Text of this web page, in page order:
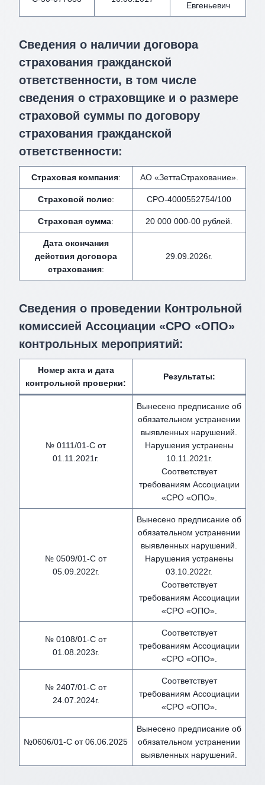
Евгеньевич
Сведения о наличии договора
страхования гражданской
ответственности, в том числе
сведения о страховщике и о размере
страховой суммы по договору
страхования гражданской
ответственности:
Страховая компания: АО «ЗеттаСтрахование».
Страховой полис: СРО-4000552754/100
Страховая сумма: 20 000 000-00 рублей.
Дата окончания
действия договора
страхования:
29.09.2026г.
Сведения о проведении Контрольной
комиссией Ассоциации «СРО «ОПО»
контрольных мероприятий:
Номер акта и дата
контрольной проверки:
Результаты:
№ 0111/01-С от
01.11.2021г.
Вынесено предписание об
обязательном устранении
выявленных нарушений.
Нарушения устранены
10.11.2021г.
Соответствует
требованиям Ассоциации
«СРО «ОПО».
№ 0509/01-С от
05.09.2022г.
Вынесено предписание об
обязательном устранении
выявленных нарушений.
Нарушения устранены
03.10.2022г.
Соответствует
требованиям Ассоциации
«СРО «ОПО».
№ 0108/01-С от
01.08.2023г.
Соответствует
требованиям Ассоциации
«СРО «ОПО».
№ 2407/01-С от
24.07.2024г.
Соответствует
требованиям Ассоциации
«СРО «ОПО».
№0606/01-С от 06.06.2025
Вынесено предписание об
обязательном устранении
выявленных нарушений.